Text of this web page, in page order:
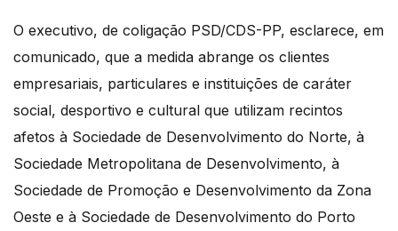
O executivo, de coligação PSD/CDS-PP, esclarece, em
comunicado, que a medida abrange os clientes
empresariais, particulares e instituições de caráter
social, desportivo e cultural que utilizam recintos
afetos à Sociedade de Desenvolvimento do Norte, à
Sociedade Metropolitana de Desenvolvimento, à
Sociedade de Promoção e Desenvolvimento da Zona
Oeste e à Sociedade de Desenvolvimento do Porto